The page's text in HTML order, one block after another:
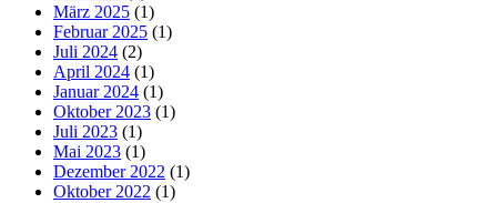
März 2025 (1)
Februar 2025 (1)
Juli 2024 (2)
April 2024 (1)
Januar 2024 (1)
Oktober 2023 (1)
Juli 2023 (1)
Mai 2023 (1)
Dezember 2022 (1)
Oktober 2022 (1)